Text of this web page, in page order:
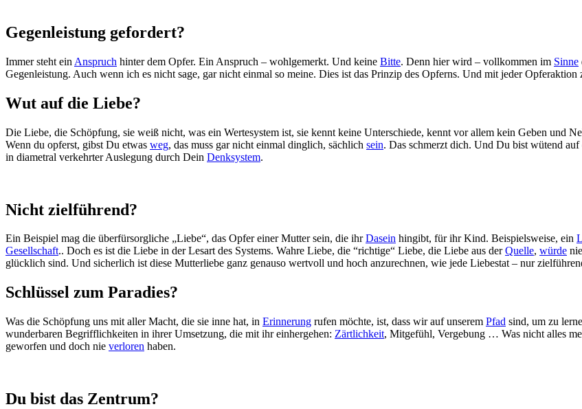
Gegenleistung gefordert?
Immer steht ein Anspruch hinter dem Opfer. Ein Anspruch – wohlgemerkt. Und keine Bitte. Denn hier wird – vollkommen im Sinne
Gegenleistung. Auch wenn ich es nicht sage, gar nicht einmal so meine. Dies ist das Prinzip des Opferns. Und mit jeder Opferaktion
Wut auf die Liebe?
Die Liebe, die Schöpfung, sie weiß nicht, was ein Wertesystem ist, sie kennt keine Unterschiede, kennt vor allem kein Geben und
Wenn du opferst, gibst Du etwas weg, das muss gar nicht einmal dinglich, sächlich sein. Das schmerzt dich. Und Du bist wütend
in diametral verkehrter Auslegung durch Dein Denksystem.
Nicht zielführend?
Ein Beispiel mag die überfürsorgliche „Liebe“, das Opfer einer Mutter sein, die ihrDasein hingibt, für ihr Kind. Beispielsweise, ein
Gesellschaft.. Doch es ist die Liebe in der Lesart des Systems. Wahre Liebe, die “richtige“ Liebe, die Liebe aus derQuelle, würde
glücklich sind. Und sicherlich ist diese Mutterliebe ganz genauso wertvoll und hoch anzurechnen, wie jede Liebestat – nur
Schlüssel zum Paradies?
Was die Schöpfung uns mit aller Macht, die sie inne hat, in Erinnerung rufen möchte, ist, dass wir auf unserem Pfad sind, um zu
wunderbaren Begrifflichkeiten in ihrer Umsetzung, die mit ihr einhergehen: Zärtlichkeit, Mitgefühl, Vergebung … Was nicht alles
geworfen und doch nie verloren haben.
Du bist das Zentrum?